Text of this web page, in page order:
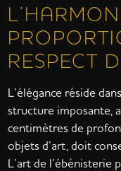
RESPECT
L’élégance réside
structure imposante,
centimètres de
objets d’art, doit
L’art de